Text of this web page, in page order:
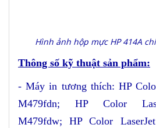
Hình ảnh hộp mực HP 414A
Thông số kỹ thuật sản phẩm:
-Máy in tương thích:HP
M479fdn; HP Color
M479fdw; HP Color